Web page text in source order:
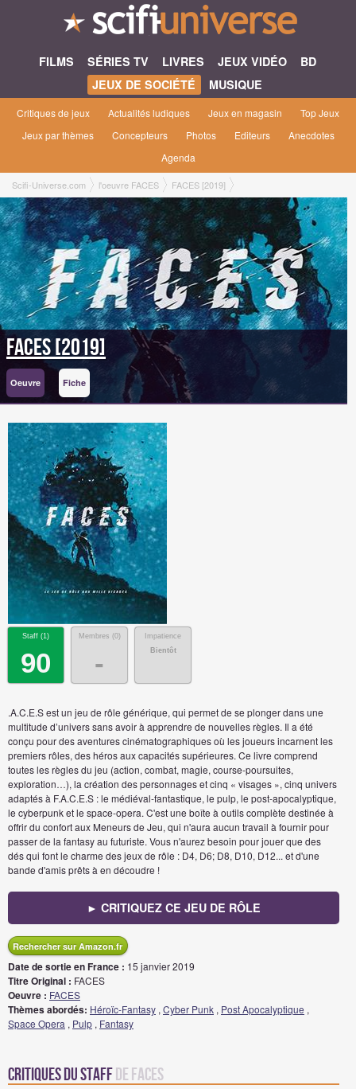
FILMS SÉRIES TV LIVRES JEUX VIDÉO
BD
JEUX DE SOCIÉTÉ
MUSIQUE
Critiques de jeux Actualités ludiques Jeux en magasin
Top Jeux
Jeux par thèmes
Concepteurs Photos Editeurs
Anecdotes
Agenda
Scifi-Universe.com l'oeuvre FACES FACES [2019]
FACES [2019]
Oeuvre Fiche
Staff (1)
90
Membres (0)
-
Impatience
Bientôt
.A.C.E.S est un jeu de rôle générique, qui permet de se plonger dans une
multitude d’univers sans avoir à apprendre de nouvelles règles. Il a été
conçu pour des aventures cinématographiques où les joueurs incarnent les
premiers rôles, des héros aux capacités supérieures. Ce livre comprend
toutes les règles du jeu (action, combat, magie, course-poursuites,
exploration…), la création des personnages et cinq « visages », cinq univers
adaptés à F.A.C.E.S : le médiéval-fantastique, le pulp, le post-apocalyptique,
le cyberpunk et le space-opera. C'est une boîte à outils complète destinée à
offrir du confort aux Meneurs de Jeu, qui n'aura aucun travail à fournir pour
passer de la fantasy au futuriste. Vous n'aurez besoin pour jouer que des
dés qui font le charme des jeux de rôle : D4, D6; D8, D10, D12... et d'une
bande d'amis prêts à en découdre !
► CRITIQUEZ CE JEU DE RÔLE
Rechercher sur Amazon.fr
Date de sortie en France : 15 janvier 2019
Titre Original : FACES
Oeuvre : FACES
Thèmes abordés: Héroïc-Fantasy , Cyber Punk , Post Apocalyptique ,
Space Opera , Pulp , Fantasy
Critiques du staffde FACES